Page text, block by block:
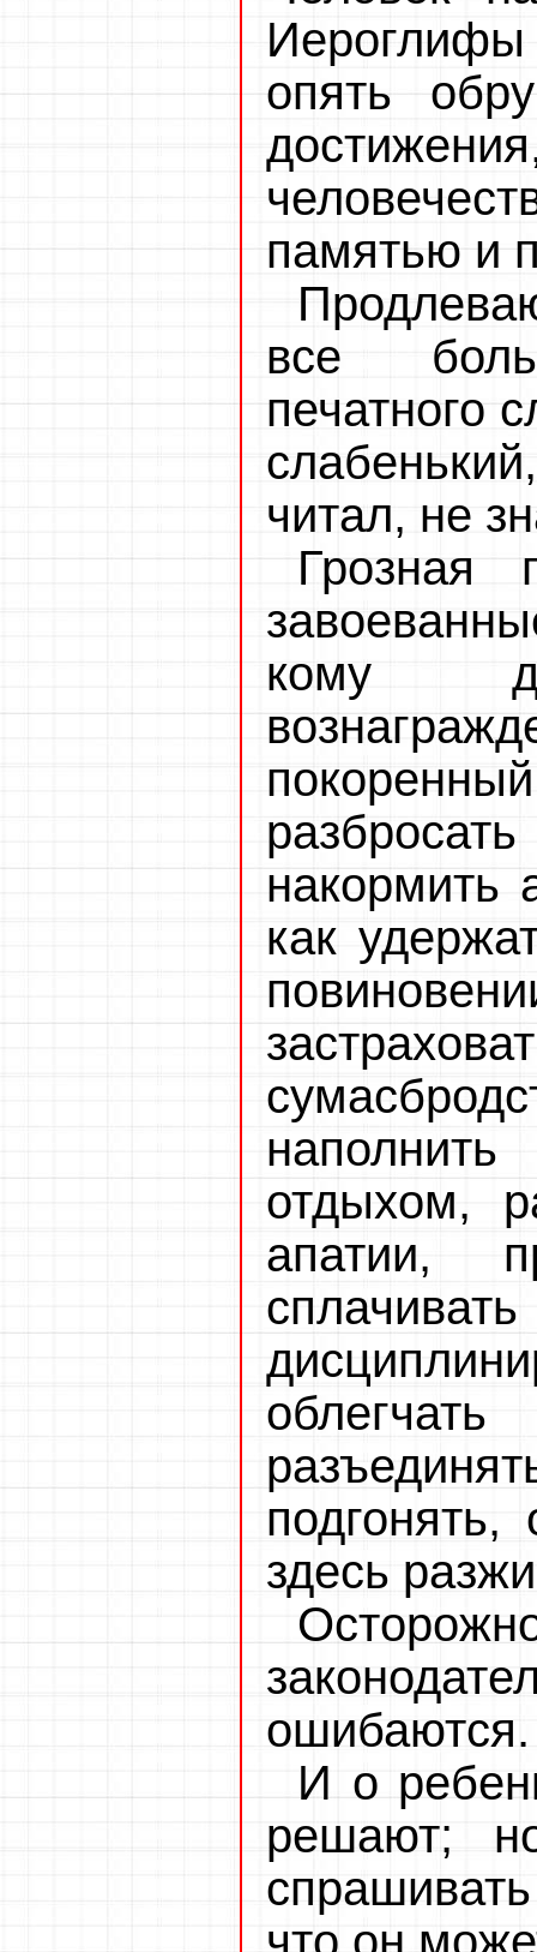
опять
памятью и
все
печатного
читал, не
Грозная
кому
накормить
как
отдыхом,
апатии,
здесь
ошибаются.
И о
решают;
что он